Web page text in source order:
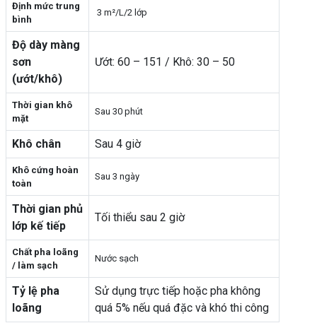
Định mức trung
bình
3 m²/L/2 lớp
Độ dày màng
sơn
(ướt/khô)
Ướt: 60 – 151 / Khô: 30 – 50
Thời gian khô
mặt
Sau 30 phút
Khô chân Sau 4 giờ
Khô cứng hoàn
toàn
Sau 3 ngày
Thời gian phủ
lớp kế tiếp
Tối thiểu sau 2 giờ
Chất pha loãng
/ làm sạch
Nước sạch
Tỷ lệ pha
loãng
Sử dụng trực tiếp hoặc pha không
quá 5% nếu quá đặc và khó thi công